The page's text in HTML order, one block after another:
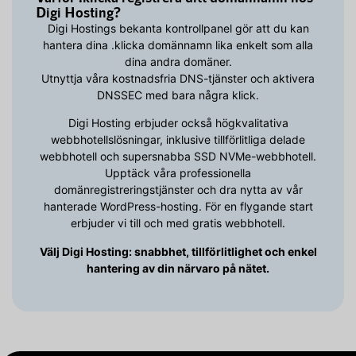
Digi Hosting?
Digi Hostings bekanta kontrollpanel gör att du kan
hantera dina .klicka domännamn lika enkelt som alla
dina andra domäner.
Utnyttja våra kostnadsfria DNS-tjänster och aktivera
DNSSEC med bara några klick.
Digi Hosting erbjuder också högkvalitativa
webbhotellslösningar, inklusive tillförlitliga delade
webbhotell och supersnabba SSD NVMe-webbhotell.
Upptäck våra professionella
domänregistreringstjänster och dra nytta av vår
hanterade WordPress-hosting. För en flygande start
erbjuder vi till och med gratis webbhotell.
Välj Digi Hosting: snabbhet, tillförlitlighet och enkel
hantering av din närvaro på nätet.